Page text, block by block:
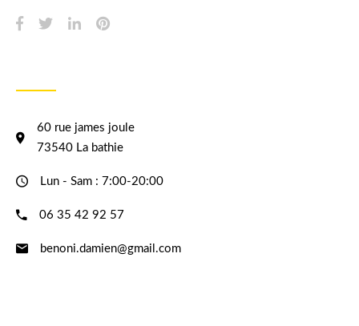
60 rue james joule
73540 La bathie
Lun - Sam : 7:00-20:00
06 35 42 92 57
benoni.damien@gmail.com